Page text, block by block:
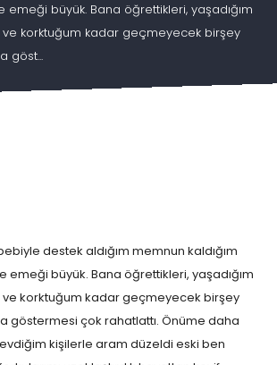
emeği büyük. Bana öğrettikleri, yaşadığım
ve korktuğum kadar geçmeyecek birşey
göst...
destek aldığım memnun kaldığım
emeği büyük. Bana öğrettikleri, yaşadığım
ve korktuğum kadar geçmeyecek birşey
göstermesi çok rahatlattı. Önüme daha
kişilerle aram düzeldi eski ben